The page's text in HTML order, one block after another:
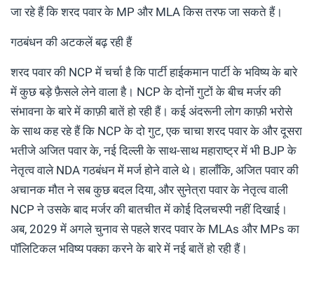
जा रहे हैं कि शरद पवार के MP और MLA किस तरफ जा सकते हैं।
गठबंधन की अटकलें बढ़ रही हैं
शरद पवार की NCP में चर्चा है कि पार्टी हाईकमान पार्टी के भविष्य के बारे
में कुछ बड़े फ़ैसले लेने वाला है। NCP के दोनों गुटों के बीच मर्जर की
संभावना के बारे में काफ़ी बातें हो रही हैं। कई अंदरूनी लोग काफ़ी भरोसे
के साथ कह रहे हैं कि NCP के दो गुट, एक चाचा शरद पवार के और दूसरा
भतीजे अजित पवार के, नई दिल्ली के साथ-साथ महाराष्ट्र में भी BJP के
नेतृत्व वाले NDA गठबंधन में मर्ज होने वाले थे। हालाँकि, अजित पवार की
अचानक मौत ने सब कुछ बदल दिया, और सुनेत्रा पवार के नेतृत्व वाली
NCP ने उसके बाद मर्जर की बातचीत में कोई दिलचस्पी नहीं दिखाई।
अब, 2029 में अगले चुनाव से पहले शरद पवार के MLAs और MPs का
पॉलिटिकल भविष्य पक्का करने के बारे में नई बातें हो रही हैं।